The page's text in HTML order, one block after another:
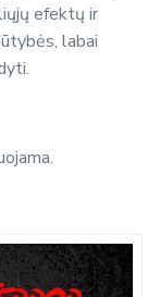
efektų ir
labai